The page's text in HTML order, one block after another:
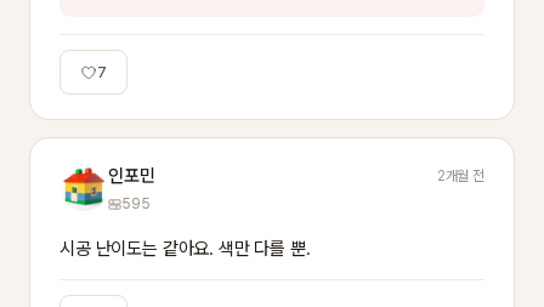
7
인포민
2개월 전
595
시공 난이도는 같아요. 색만 다를 뿐.